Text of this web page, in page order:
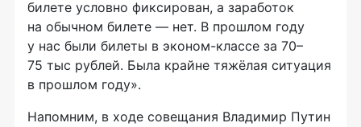
билете условно фиксирован, а заработок
на обычном билете — нет. В прошлом году
у нас были билеты в эконом-классе за 70–
75 тыс рублей. Была крайне тяжёлая ситуация
в прошлом году».
Напомним, в ходе совещания Владимир Путин